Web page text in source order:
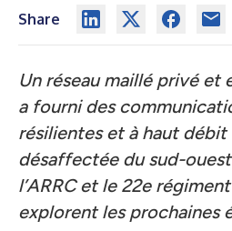
Share
Un réseau maillé privé et
a fourni des
résilientes et à haut débit
désaffectée du sud-
l’ARRC et le 22e
explorent les prochaines